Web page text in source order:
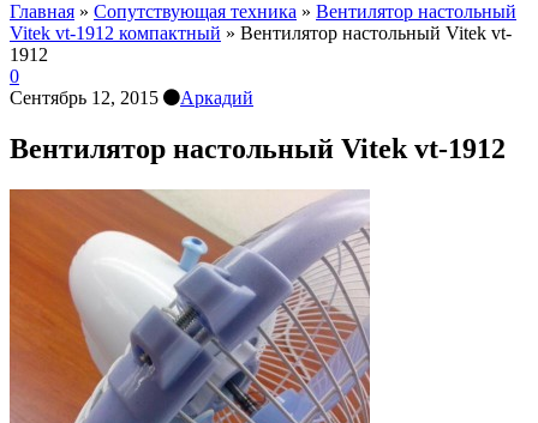
Главная » Сопутствующая техника » Вентилятор настольный
Vitek vt-1912 компактный » Вентилятор настольный Vitek vt-
1912
0
Сентябрь 12, 2015
Аркадий
Вентилятор настольный Vitek vt-1912